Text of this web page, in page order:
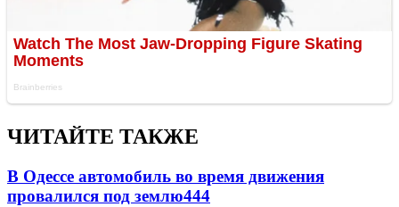
ЧИТАЙТЕ ТАКЖЕ
В Одессе автомобиль во время движения
провалился под землю444